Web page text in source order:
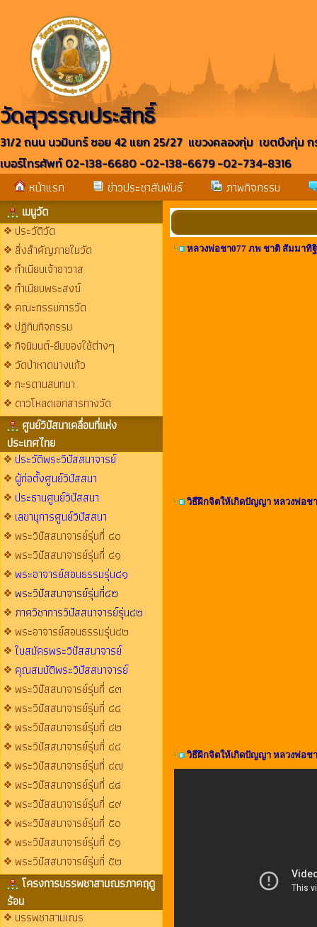
วัดสุวรรณประสิทธิ์
31/2 ถนน นวมินทร์ ซอย 42 แยก 25/27 แขวงคลองกุ่ม เขตบึงกุ่ม ก
เบอร์โทรศัพท์ 02-138-6680 -02-138-6679 -02-734-8316
หน้าแรก ข่าวประชาสัมพันธ์ ภาพกิจกรรม
เมนูวัด
ประวัติวัด
สิ่งสำคัญภายในวัด
ทำเนียบเจ้าอาวาส
ทำเนียบพระสงฆ์
คณะกรรมการวัด
ปฏิทินกิจกรรม
กิจนิมนต์-ยืมของใช้ต่างๆ
วัดป่าหาดนางแก้ว
กะรดานสนทนา
ดาวโหลดเอกสารทางวัด
ศูนย์วิปัสนาเคลื่อนที่แห่ง
ประเทศไทย
ประวัติพระวิปัสสนาจารย์
ผู้ก่อตั้งศูนย์วิปัสสนา
ประธานศูนย์วิปัสสนา
เลขานุการศูนย์วิปัสสนา
พระวิปัสสนาจารย์รุ่นที่ ๔๐
พระวิปัสสนาจารย์รุ่นที่ ๔๑
พระอาจารย์สอนธรรมรุ่น๔๑
พระวิปัสสนาจารย์รุ่นที่๔๒
ภาควิชาการวิปัสสนาจารย์รุ่น๔๒
พระอาจารย์สอนธรรมรุ่น๔๒
ใบสมัครพระวิปัสสนาจารย์
คุณสมบัติพระวิปัสสนาจารย์
พระวิปัสสนาจารย์รุ่นที่ ๔๓
พระวิปัสสนาจารย์รุ่นที่ ๔๔
พระวิปัสสนาจารย์รุ่นที่ ๔๒
พระวิปัสสนาจารย์รุ่นที่ ๔๔
พระวิปัสสนาจารย์รุ่นที่ ๔๗
พระวิปัสสนาจารย์รุ่นที่ ๔๘
พระวิปัสสนาจารย์รุ่นที่ ๔๙
พระวิปัสสนาจารย์รุ่นที่ ๕๐
พระวิปัสสนาจารย์รุ่นที่ ๕๑
พระวิปัสสนาจารย์รุ่นที่ ๕๒
โครงการบรรพชาสามณรภาคฤดู
ร้อน
บรรพชาสามเณร
หลวงพ่อชา077 ภพ ชาติ สัมมาทิฐิ
วิธีฝึกจิตให้เกิดปัญญา หลวงพ่อชา
วิธีฝึกจิตให้เกิดปัญญา หลวงพ่อชา